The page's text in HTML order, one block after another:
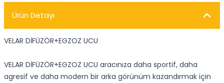
Ürün Detayı
VELAR DİFÜZÖR+EGZOZ UCU
VELAR DİFÜZÖR+EGZOZ UCU aracınıza daha sportif, daha
agresif ve daha modern bir arka görünüm kazandırmak için